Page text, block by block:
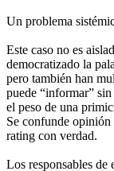
Un problema
Este caso no es
democratizado la
pero también han
puede “informar”
el peso de una
Se confunde
rating con verdad.
Los responsables de